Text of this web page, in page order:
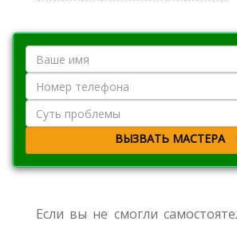
ВЫЗВАТЬ МАСТЕРА
Если вы не смогли